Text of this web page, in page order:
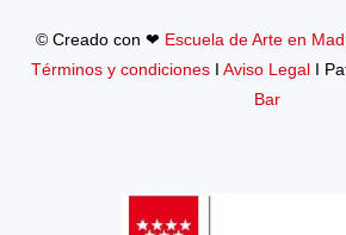
© Creado con ❤ Escuela de Arte en
Términos y condiciones I Aviso Legal I
Bar